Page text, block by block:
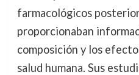
farmacológicos
proporcionaban
composición y los
salud humana. Sus